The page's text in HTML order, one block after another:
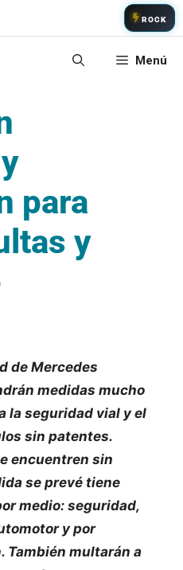
ROCK
Menú
para
y
de Mercedes
medidas mucho
la seguridad vial y el
sin patentes.
encuentren sin
se prevé tiene
medio: seguridad,
y por
También multarán a